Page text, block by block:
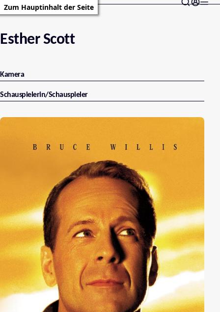
Zum Hauptinhalt der Seite
Esther Scott
Kamera
Schauspielerin/Schauspieler